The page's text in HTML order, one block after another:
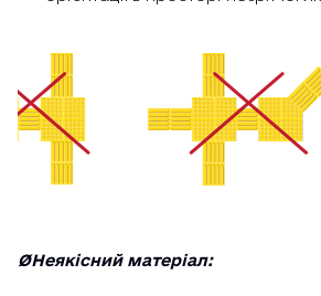
ØНеякісний матеріал: